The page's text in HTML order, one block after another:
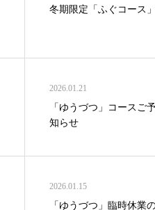
冬期限定「ふぐコース
2026.01.21
「ゆうづつ」コースご
知らせ
2026.01.15
「ゆうづつ」臨時休業